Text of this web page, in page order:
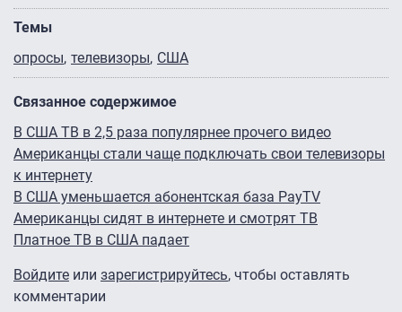
Темы
опросы телевизоры США
Связанное содержимое
В США ТВ в 2,5 раза популярнее прочего видео
Американцы стали чаще подключать свои телевизоры
к интернету
В США уменьшается абонентская база PayTV
Американцы сидят в интернете и смотрят ТВ
Платное ТВ в США падает
Войдите или зарегистрируйтесь, чтобы оставлять
комментарии